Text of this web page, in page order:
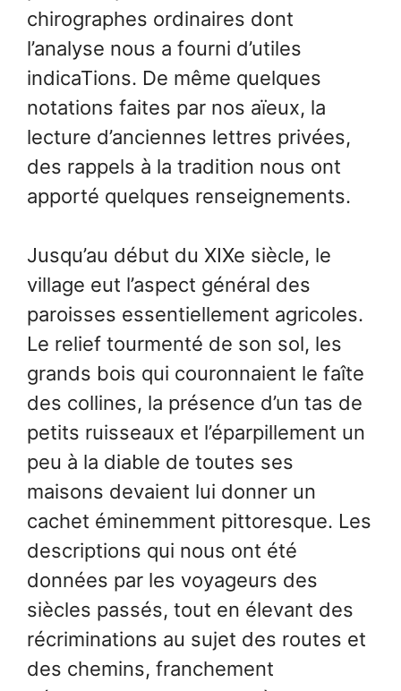
chirographes ordinaires dont
l’analyse nous a fourni d’utiles
indicaTions. De même quelques
notations faites par nos aïeux, la
lecture d’anciennes lettres privées,
des rappels à la tradition nous ont
apporté quelques renseignements.
Jusqu’au début du XIXe siècle, le
village eut l’aspect général des
paroisses essentiellement agricoles.
Le relief tourmenté de son sol, les
grands bois qui couronnaient le faîte
des collines, la présence d’un tas de
petits ruisseaux et l’éparpillement un
peu à la diable de toutes ses
maisons devaient lui donner un
cachet éminemment pittoresque. Les
descriptions qui nous ont été
données par les voyageurs des
siècles passés, tout en élevant des
récriminations au sujet des routes et
des chemins, franchement